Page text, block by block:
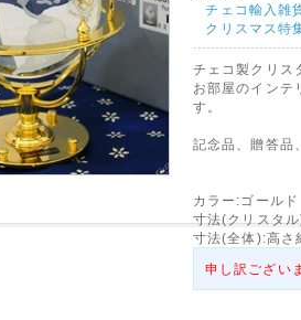
チェコ輸入雑
クリスマス特
チェコ製クリス
お部屋のインテ
す。
記念品、贈答品
カラー:ゴールド
寸法(クリスタ
寸法(全体):高さ
申し訳ござい